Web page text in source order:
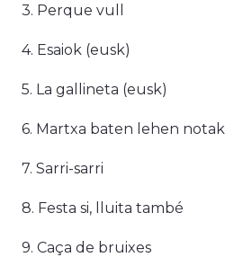
3. Perque vull
4. Esaiok (eusk)
5. La gallineta (eusk)
6. Martxa baten lehen notak
7. Sarri-sarri
8. Festa si, lluita també
9. Caça de bruixes